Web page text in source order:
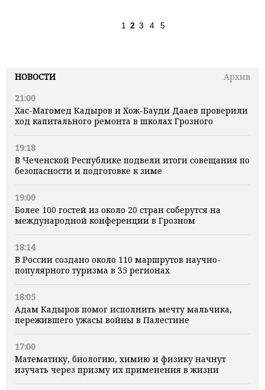
НОВОСТИ
Архив
21:00
Хас-Магомед Кадыров и Хож-Бауди Дааев проверили
ход капитального ремонта в школах Грозного
19:18
В Чеченской Республике подвели итоги совещания по
безопасности и подготовке к зиме
19:00
Более 100 гостей из около 20 стран соберутся на
международной конференции в Грозном
18:14
В России создано около 110 маршрутов научно-
популярного туризма в 35 регионах
18:05
Адам Кадыров помог исполнить мечту мальчика,
пережившего ужасы войны в Палестине
17:00
Математику, биологию, химию и физику начнут
изучать через призму их применения в жизни
1 2 3 4 5